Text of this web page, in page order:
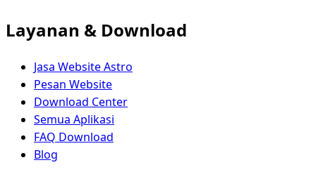
Layanan & Download
Jasa Website Astro
Pesan Website
Download Center
Semua Aplikasi
FAQ Download
Blog